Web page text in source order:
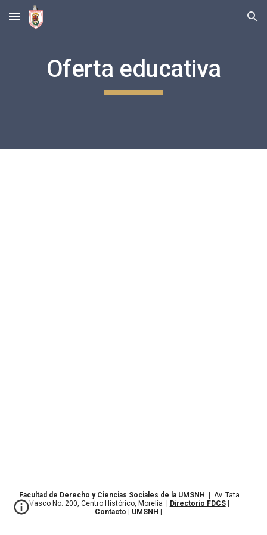
Skip to main content Skip to navigation
Oferta educativa
Facultad de Derecho y Ciencias Sociales de la UMSNH
Av. Tata
Vasco No. 200, Centro Histórico, Morelia
Directorio FDCS|
Contacto
UMSNH